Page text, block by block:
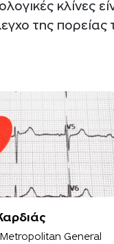
κλίνες
της πορείας
General